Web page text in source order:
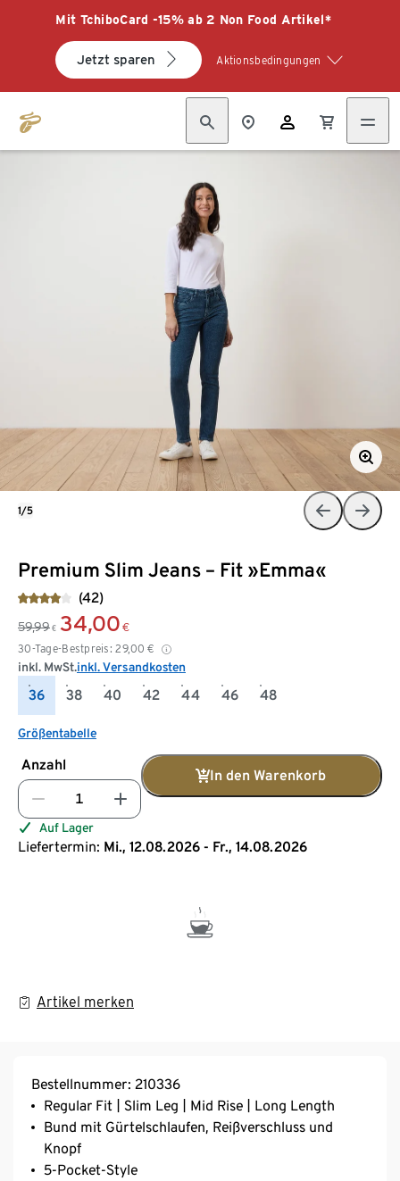
Mit TchiboCard -15% ab 2 Non Food Artikel*
Jetzt sparen Aktionsbedingungen
Premium Slim Jeans – Fit »Emma«
(42)
59,99 € 34,00 €
30-Tage-Bestpreis: 29,00 €
inkl. MwSt.inkl. Versandkosten
36 38 40 42 44 46 48
Größentabelle
Anzahl
In den Warenkorb
Auf Lager
Liefertermin: Mi., 12.08.2026 - Fr., 14.08.2026
Artikel merken
1/5
Bestellnummer: 210336
Regular Fit | Slim Leg | Mid Rise | Long Length
Bund mit Gürtelschlaufen, Reißverschluss und
Knopf
5-Pocket-Style